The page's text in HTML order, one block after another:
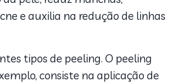
e auxilia na redução de linhas
tipos de peeling. O peeling
consiste na aplicação de